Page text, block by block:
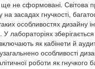
не сформовані. Світова
засадах гнучкості,
особливостях дизайну
лабораторіях
як кабінети й
особливості
роботи як